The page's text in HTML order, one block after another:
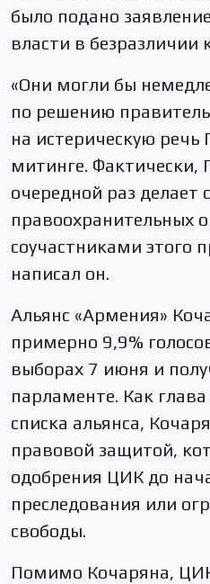
было подано
власти в безразличии
«Они могли бы
по решению
на истерическую
митинге. Фактически,
очередной раз делает
правоохранительных
соучастниками этого
написал он.
Альянс «Армения»
примерно 9,9%
выборах 7 июня и
парламенте. Как
списка альянса,
правовой защитой,
одобрения ЦИК до
преследования или
свободы.
Помимо Кочаряна,